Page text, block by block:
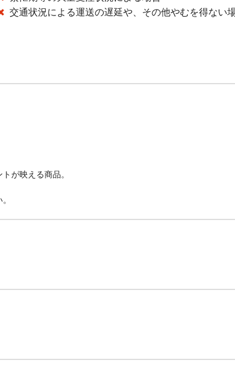
交通状況による運送の遅延や、その他やむを得ない
が映える商品。